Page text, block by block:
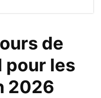
de
pour les
2026